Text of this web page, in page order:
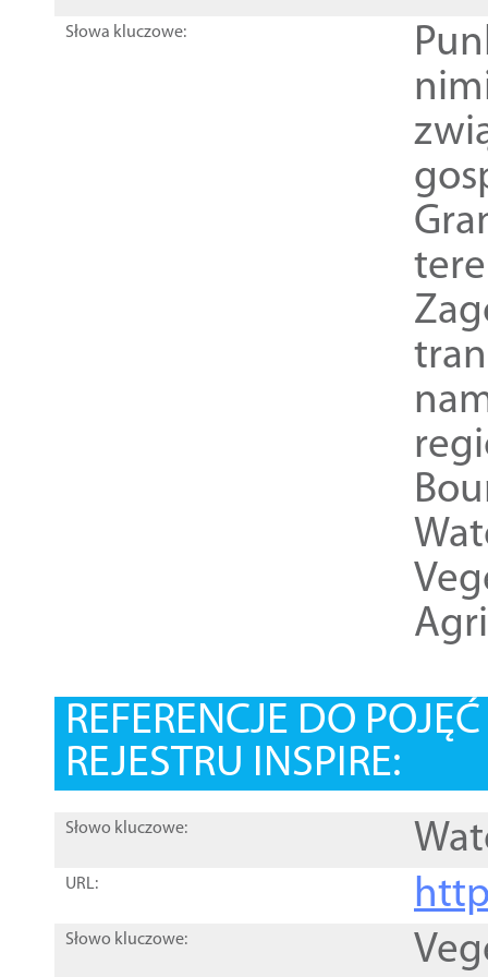
Słowa kluczowe:
REFERENCJE DO
REJESTRU INSPIRE:
Słowo kluczowe:
URL:
Słowo kluczowe: